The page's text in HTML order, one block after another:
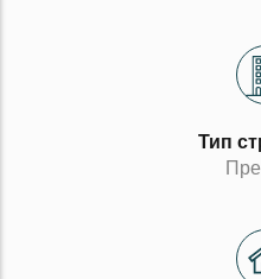
Тип